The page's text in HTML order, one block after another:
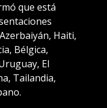
que está
Haiti,
Bélgica,
El
Tailandia,